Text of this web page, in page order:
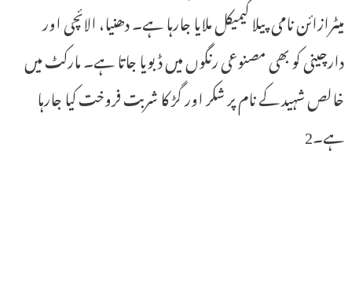
میٹرازائن نامی پیلا کیمیکل ملایا جارہا ہے۔ دھنیا، الائچی اور
دارچینی کو بھی مصنوعی رنگوں میں ڈبویا جاتا ہے۔ مارکٹ میں
خالص شہید کے نام پر شکر اور گڑ کا شربت فروخت کیا جارہا
ہے۔2